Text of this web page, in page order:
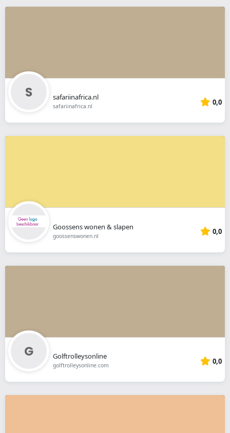
safariinafrica.nl
safariinafrica.nl 0,0
Goossens wonen & slapen
goossenswonen.nl 0,0
Golftrolleysonline
golftrolleysonline.com 0,0